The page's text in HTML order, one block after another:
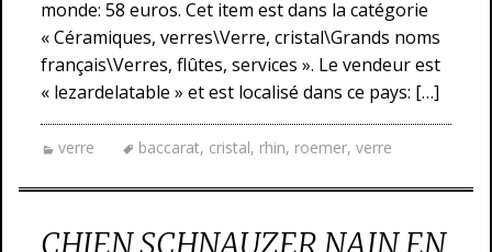
monde: 58 euros. Cet item est dans la catégorie
« Céramiques, verres\Verre, cristal\Grands noms
français\Verres, flûtes, services ». Le vendeur est
« lezardelatable » et est localisé dans ce pays: […]
verre baccarat, cristal, rhin, roemer, verre